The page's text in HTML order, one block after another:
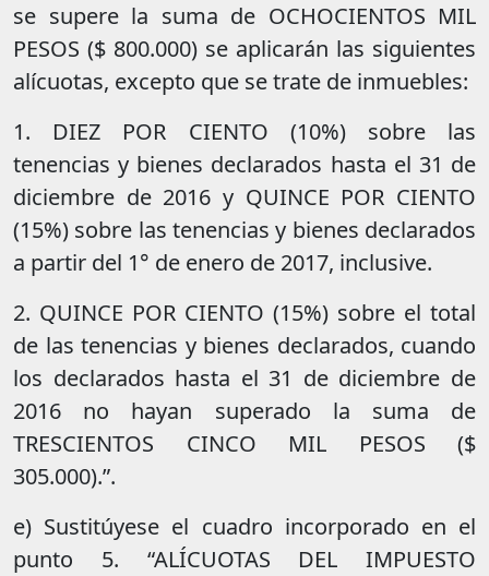
se supere la suma de OCHOCIENTOS MIL
PESOS ($ 800.000) se aplicarán las siguientes
alícuotas, excepto que se trate de inmuebles:
1. DIEZ POR CIENTO (10%) sobre las
tenencias y bienes declarados hasta el 31 de
diciembre de 2016 y QUINCE POR CIENTO
(15%) sobre las tenencias y bienes declarados
a partir del 1° de enero de 2017, inclusive.
2. QUINCE POR CIENTO (15%) sobre el total
de las tenencias y bienes declarados, cuando
los declarados hasta el 31 de diciembre de
2016 no hayan superado la suma de
TRESCIENTOS CINCO MIL PESOS ($
305.000).”.
e) Sustitúyese el cuadro incorporado en el
punto 5. “ALÍCUOTAS DEL IMPUESTO